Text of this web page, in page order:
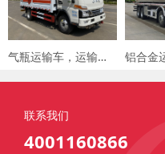
气瓶运输车，运输车价格，楚胜汽车集团
联系我们
4001160866